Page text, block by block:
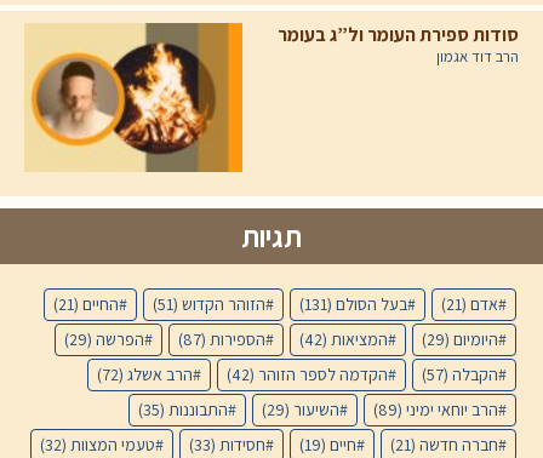
סודות ספירת העומר ול”ג בעומר
הרב דוד אגמון
תגיות
אדם (21) בעל הסולם (131) הזוהר הקדוש (51) החיים (21)
היומיום (29) המציאות (42) הספירות (87) הפרשה (29)
הקבלה (57) הקדמה לספר הזוהר (42) הרב אשלג (72)
הרב יוחאי ימיני (89) השיעור (29) התבוננות (35)
חברה חדשה (21) חיים (19) חסידות (33) טעמי המצוות (32)